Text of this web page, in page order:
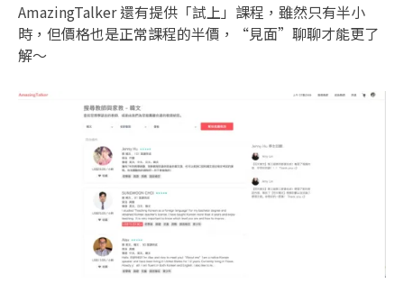
AmazingTalker 還有提供「試上」課程，雖然只有半小
時，但價格也是正常課程的半價，“見面”聊聊才能更了
解～